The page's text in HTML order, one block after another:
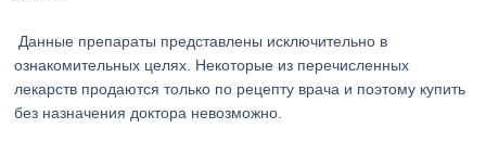
Данные препараты представлены исключительно в
ознакомительных целях. Некоторые из перечисленных
лекарств продаются только по рецепту врача и поэтому купить
без назначения доктора невозможно.